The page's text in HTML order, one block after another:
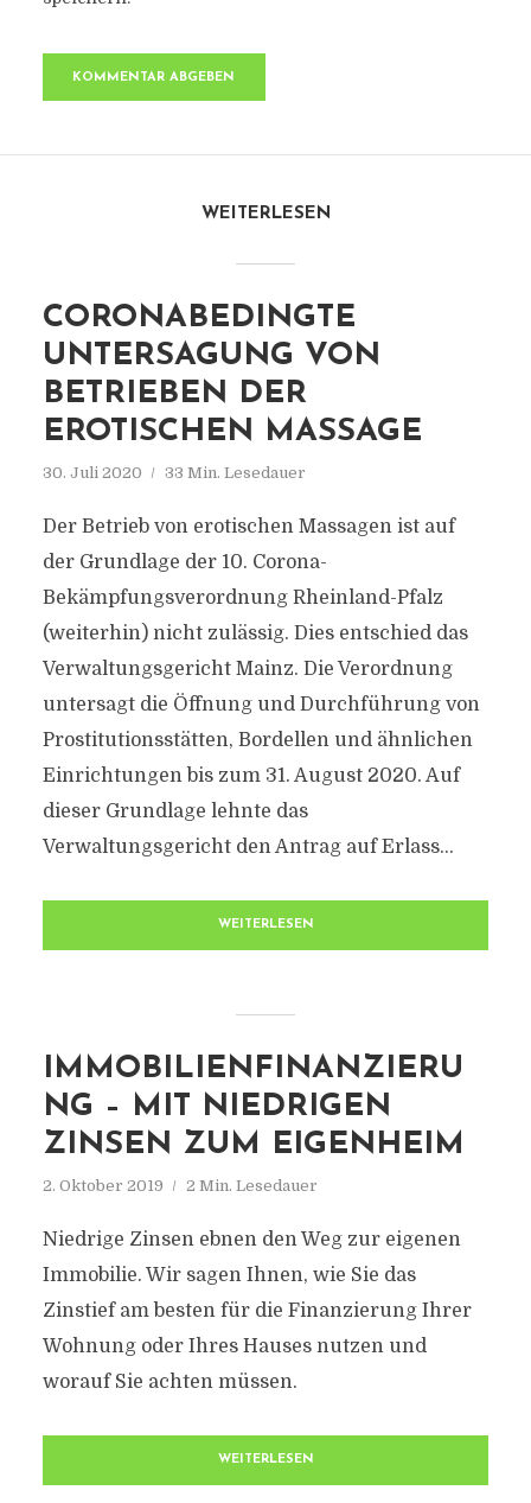
WEITERLESEN
CORONABEDINGTE
UNTERSAGUNG VON
BETRIEBEN DER
EROTISCHEN MASSAGE
30. Juli 2020 33 Min. Lesedauer
Der Betrieb von erotischen Massagen ist auf
der Grundlage der 10. Corona-
Bekämpfungsverordnung Rheinland-Pfalz
(weiterhin) nicht zulässig. Dies entschied das
Verwaltungsgericht Mainz. Die Verordnung
untersagt die Öffnung und Durchführung von
Prostitutionsstätten, Bordellen und ähnlichen
Einrichtungen bis zum 31. August 2020. Auf
dieser Grundlage lehnte das
Verwaltungsgericht den Antrag auf Erlass...
WEITERLESEN
IMMOBILIENFINANZIERU
NG – MIT NIEDRIGEN
ZINSEN ZUM EIGENHEIM
2. Oktober 2019 2 Min. Lesedauer
Niedrige Zinsen ebnen den Weg zur eigenen
Immobilie. Wir sagen Ihnen, wie Sie das
Zinstief am besten für die Finanzierung Ihrer
Wohnung oder Ihres Hauses nutzen und
worauf Sie achten müssen.
WEITERLESEN